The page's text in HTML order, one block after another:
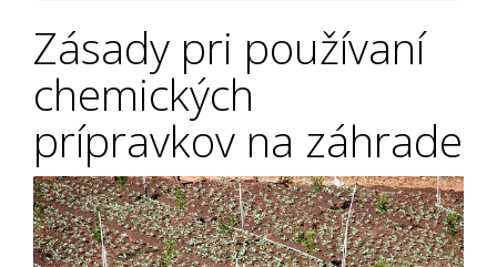
Zásady pri používaní
chemických
prípravkov na záhrade